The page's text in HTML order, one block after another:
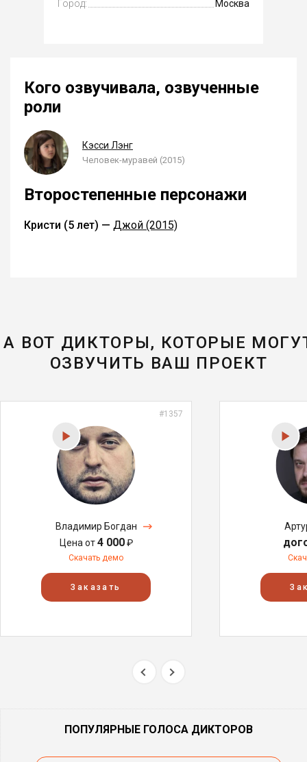
Город:
Москва
Кого озвучивала, озвученные
роли
Кэсси Лэнг
Человек-муравей (2015)
Второстепенные персонажи
Кристи (5 лет) — Джой (2015)
А ВОТ ДИКТОРЫ, КОТОРЫЕ
ОЗВУЧИТЬ ВАШ ПРОЕКТ
#1357
Владимир Богдан
Цена от4 000₽
Скачать демо
Заказать
ПОПУЛЯРНЫЕ ГОЛОСА ДИКТОРОВ